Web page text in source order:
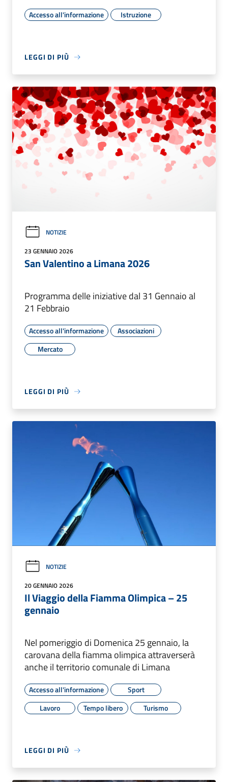
Accesso all'informazione Istruzione
LEGGI DI PIÙ
NOTIZIE
23 GENNAIO 2026
San Valentino a Limana 2026
Programma delle iniziative dal 31 Gennaio al
21 Febbraio
Accesso all'informazione
Associazioni
Mercato
LEGGI DI PIÙ
NOTIZIE
20 GENNAIO 2026
Il Viaggio della Fiamma Olimpica – 25
gennaio
Nel pomeriggio di Domenica 25 gennaio, la
carovana della fiamma olimpica attraverserà
anche il territorio comunale di Limana
Accesso all'informazione
Sport
Lavoro
Tempo libero Turismo
LEGGI DI PIÙ